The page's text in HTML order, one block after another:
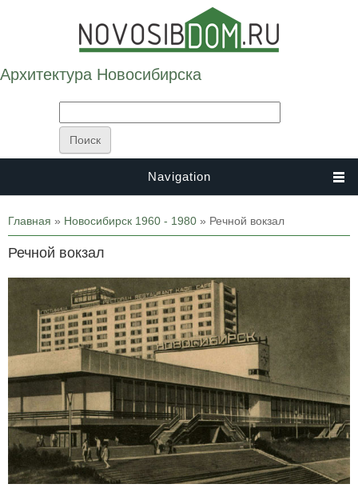
Архитектура Новосибирска
Navigation
Вы здесь
Главная » Новосибирск 1960 - 1980 » Речной вокзал
Речной вокзал